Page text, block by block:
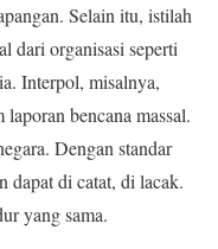
Selain itu, istilah
dari organisasi seperti
Interpol, misalnya,
bencana massal.
Dengan standar
dapat di catat, di lacak.
yang sama.